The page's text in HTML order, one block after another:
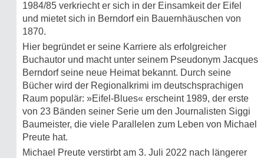
1984/85 verkriecht er sich in der Einsamkeit der Eifel
und mietet sich in Berndorf ein Bauernhäuschen von
1870.
Hier begründet er seine Karriere als erfolgreicher
Buchautor und macht unter seinem Pseudonym Jacques
Berndorf seine neue Heimat bekannt. Durch seine
Bücher wird der Regionalkrimi im deutschsprachigen
Raum populär: »Eifel-Blues« erscheint 1989, der erste
von 23 Bänden seiner Serie um den Journalisten Siggi
Baumeister, die viele Parallelen zum Leben von Michael
Preute hat.
Michael Preute verstirbt am 3. Juli 2022 nach längerer